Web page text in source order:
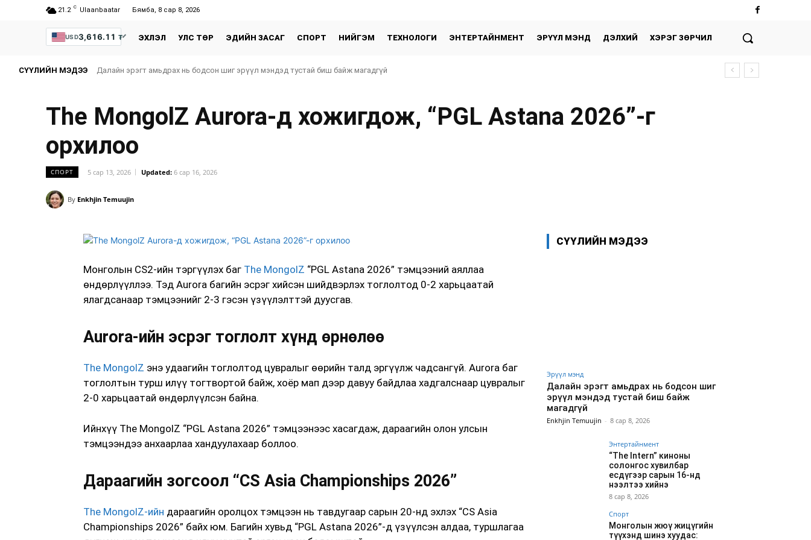
21.2 C Ulaanbaatar Бямба, 8 сар 8, 2026
USD3,616.11 ₮ ЭХЛЭЛ УЛС ТӨР ЭДИЙН ЗАСАГ СПОРТ НИЙГЭМ ТЕХНОЛОГИ ЭНТЕРТАЙНМЕНТ ЭРҮҮЛ МЭНД ДЭЛХИЙ ХЭРЭГ ЗӨРЧИЛ
СҮҮЛИЙН МЭДЭЭ Далайн эрэгт амьдрах нь бодсон шиг эрүүл мэндэд тустай биш байж магадгүй
The MongolZ Aurora-д хожигдож, “PGL Astana 2026”-г
орхилоо
СПОРТ 5 сар 13, 2026 Updated: 6 сар 16, 2026
By Enkhjin Temuujin
Монголын CS2-ийн тэргүүлэх баг The MongolZ “PGL Astana 2026” тэмцээний аяллаа
өндөрлүүллээ. Тэд Aurora багийн эсрэг хийсэн шийдвэрлэх тоглолтод 0-2 харьцаатай
ялагдсанаар тэмцээнийг 2-3 гэсэн үзүүлэлттэй дуусгав.
Aurora-ийн эсрэг тоглолт хүнд өрнөлөө
The MongolZ энэ удаагийн тоглолтод цувралыг өөрийн талд эргүүлж чадсангүй. Aurora баг
тоглолтын турш илүү тогтвортой байж, хоёр мап дээр давуу байдлаа хадгалснаар цувралыг
2-0 харьцаатай өндөрлүүлсэн байна.
Ийнхүү The MongolZ “PGL Astana 2026” тэмцээнээс хасагдаж, дараагийн олон улсын
тэмцээндээ анхаарлаа хандуулахаар боллоо.
Дараагийн зогсоол “CS Asia Championships 2026”
The MongolZ-ийн дараагийн оролцох тэмцээн нь тавдугаар сарын 20-нд эхлэх “CS Asia
Championships 2026” байх юм. Багийн хувьд “PGL Astana 2026”-д үзүүлсэн алдаа, туршлагаа
СҮҮЛИЙН МЭДЭЭ
Эрүүл мэнд
Далайн эрэгт амьдрах нь бодсон шиг
эрүүл мэндэд тустай биш байж
магадгүй
Enkhjin Temuujin - 8 сар 8, 2026
Энтертайнмент
“The Intern” киноны
солонгос хувилбар
есдүгээр сарын 16-нд
нээлтээ хийнэ
8 сар 8, 2026
Спорт
Монголын жюү жицүгийн
түүхэнд шинэ хуудас: